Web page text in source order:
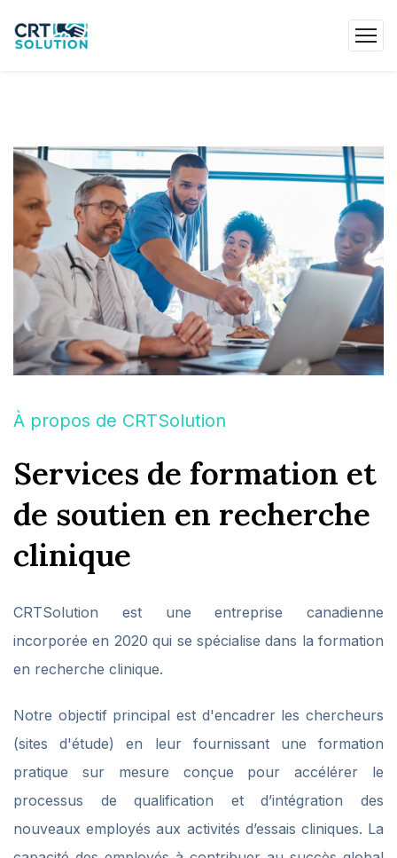
À propos de CRTSolution
Services de formation et
de soutien en recherche
clinique
CRTSolution est une entreprise canadienne
incorporée en 2020 qui se spécialise dans la formation
en recherche clinique.
Notre objectif principal est d'encadrer les chercheurs
(sites d'étude) en leur fournissant une formation
pratique sur mesure conçue pour accélérer le
processus de qualification et d’intégration des
nouveaux employés aux activités d’essais cliniques. La